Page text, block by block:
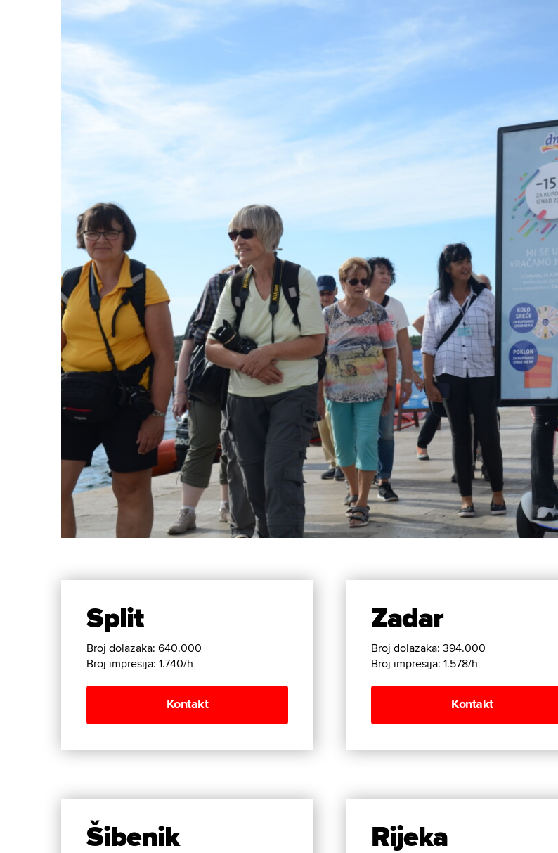
Split
Broj dolazaka: 640.000
Broj impresija: 1.740/h
Kontakt
Zadar
Broj dolazaka: 394.000
Broj impresija: 1.578/h
Kontakt
Šibenik Rijeka